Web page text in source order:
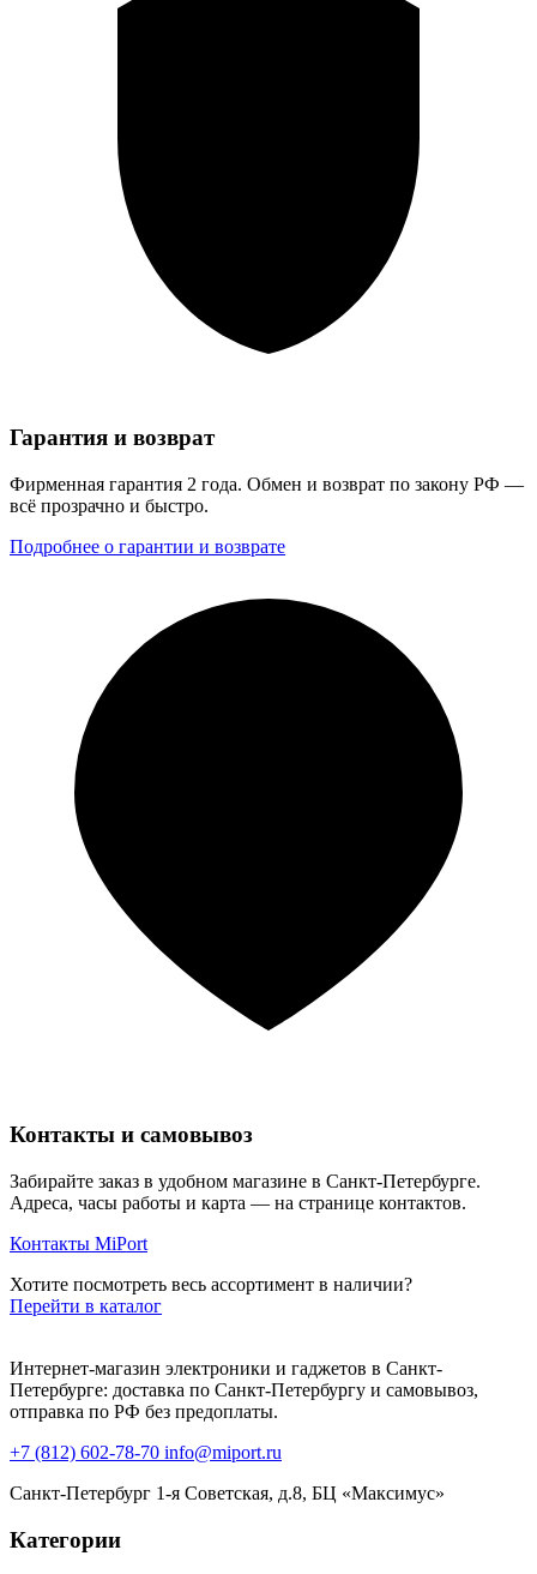
Гарантия и возврат
Фирменная гарантия 2 года. Обмен и возврат по закону РФ —
всё прозрачно и быстро.
Подробнее о гарантии и возврате
Контакты и самовывоз
Забирайте заказ в удобном магазине в Санкт-Петербурге.
Адреса, часы работы и карта — на странице контактов.
Контакты MiPort
Хотите посмотреть весь ассортимент в наличии?
Перейти в каталог
Интернет-магазин электроники и гаджетов в Санкт-
Петербурге: доставка по Санкт-Петербургу и самовывоз,
отправка по РФ без предоплаты.
+7 (812) 602-78-70 info@miport.ru
Санкт-Петербург 1-я Советская, д.8, БЦ «Максимус»
Категории